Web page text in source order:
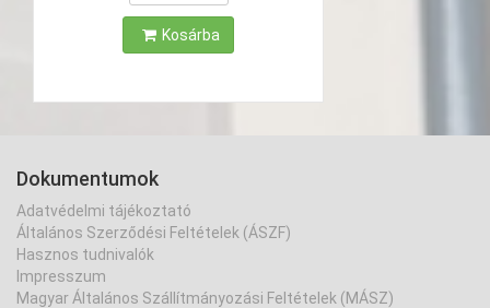
Kosárba
Dokumentumok
Adatvédelmi tájékoztató
Általános Szerződési Feltételek (ÁSZF)
Hasznos tudnivalók
Impresszum
Magyar Általános Szállítmányozási Feltételek (MÁSZ)